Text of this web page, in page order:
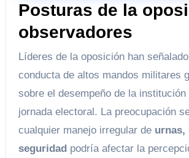
Posturas de la
observadores
Líderes de la oposición han
conducta de altos mandos militares
sobre el desempeño de la institución
jornada electoral. La preocupación
cualquier manejo irregular de urnas,
seguridadpodría afectar la